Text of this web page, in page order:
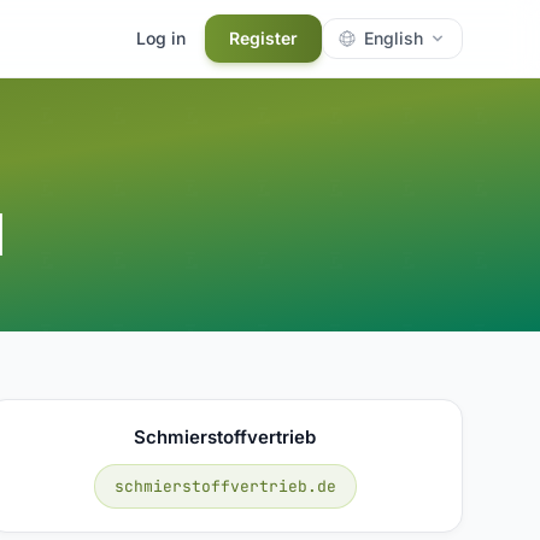
Log in Register English
Schmierstoffvertrieb
schmierstoffvertrieb.de